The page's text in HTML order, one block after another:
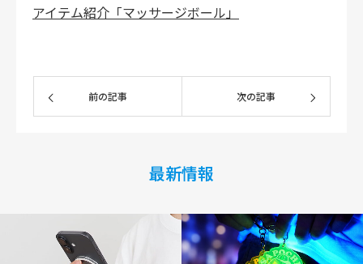
アイテム紹介「マッサージボール」
前の記事 次の記事
最新情報